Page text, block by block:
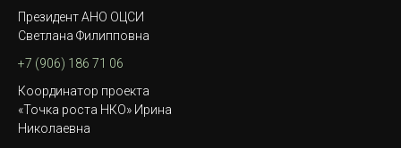
Президент АНО ОЦСИ
Светлана Филипповна
+7 (906) 186 71 06
Координатор проекта
«Точка роста НКО» Ирина
Николаевна